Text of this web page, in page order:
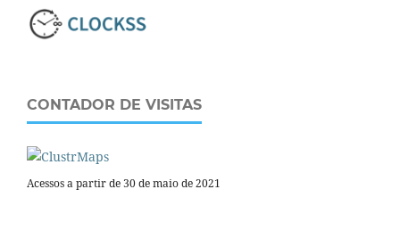
CONTADOR DE VISITAS
Acessos a partir de 30 de maio de 2021